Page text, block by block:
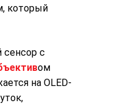
который
сенсор с
ом
на OLED-